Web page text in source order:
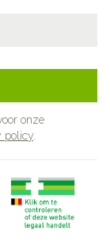
onze
policy